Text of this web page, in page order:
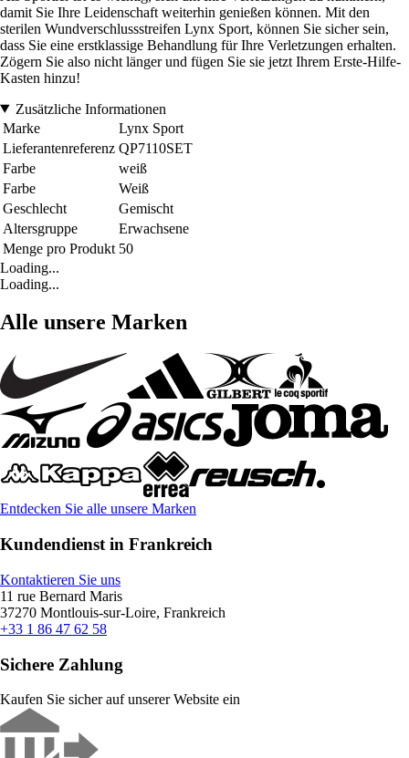
damit Sie Ihre Leidenschaft weiterhin genießen können. Mit den
sterilen Wundverschlussstreifen Lynx Sport, können Sie sicher sein,
dass Sie eine erstklassige Behandlung für Ihre Verletzungen erhalten.
Zögern Sie also nicht länger und fügen Sie sie jetzt Ihrem Erste-Hilfe-
Kasten hinzu!
Zusätzliche Informationen
Marke
Lynx Sport
Lieferantenreferenz QP7110SET
Farbe
weiß
Farbe
Weiß
Geschlecht
Gemischt
Altersgruppe
Erwachsene
Menge pro Produkt 50
Loading...
Loading...
Alle unsere Marken
Entdecken Sie alle unsere Marken
Kundendienst in Frankreich
Kontaktieren Sie uns
11 rue Bernard Maris
37270 Montlouis-sur-Loire, Frankreich
+33 1 86 47 62 58
Sichere Zahlung
Kaufen Sie sicher auf unserer Website ein